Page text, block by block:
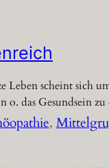
Leben scheint sich
o. das Gesundsein zu
,